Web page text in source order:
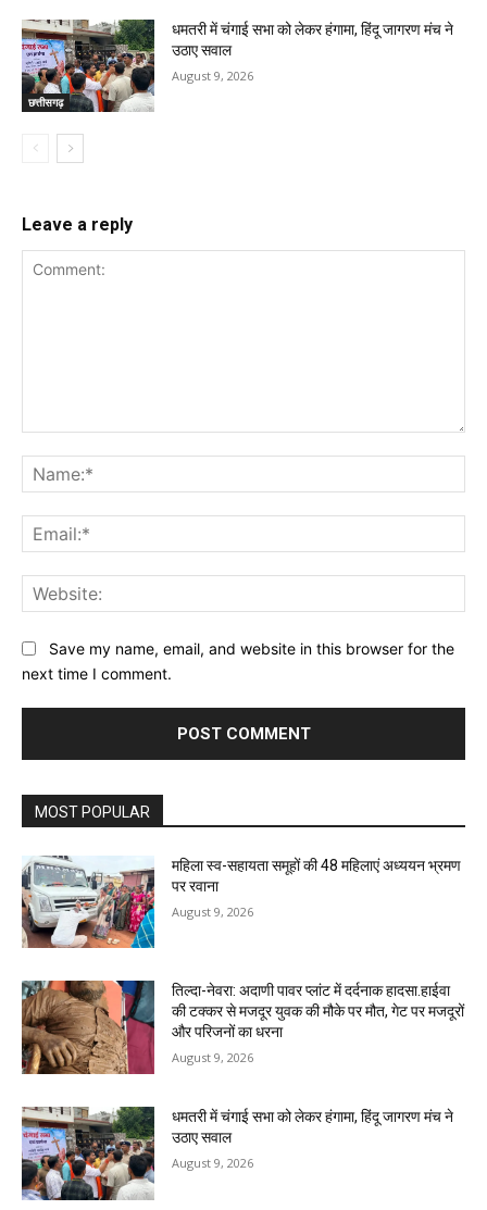
छत्तीसगढ़
धमतरी में चंगाई सभा को लेकर हंगामा, हिंदू जागरण मंच ने
उठाए सवाल
August 9, 2026
Leave a reply
Save my name, email, and website in this browser for the
next time I comment.
MOST POPULAR
महिला स्व-सहायता समूहों की 48 महिलाएं अध्ययन भ्रमण
पर रवाना
August 9, 2026
तिल्दा-नेवरा: अदाणी पावर प्लांट में दर्दनाक हादसा.हाईवा
की टक्कर से मजदूर युवक की मौके पर मौत, गेट पर मजदूरों
और परिजनों का धरना
August 9, 2026
धमतरी में चंगाई सभा को लेकर हंगामा, हिंदू जागरण मंच ने
उठाए सवाल
August 9, 2026